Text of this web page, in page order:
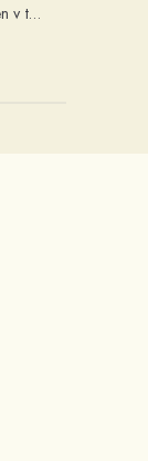
Robe trapèze col en v tulle courte/mini robe de fête de la rentrée avec poches paillettes